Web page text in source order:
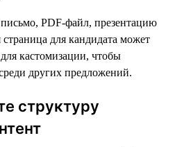
PDF-файл, презентацию
для кандидата может
кастомизации, чтобы
других предложений.
структуру